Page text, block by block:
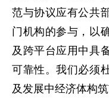
范与协议应有公共
门机构的参与，以
及跨平台应用中具
可靠性。我们必须
及发展中经济体构筑